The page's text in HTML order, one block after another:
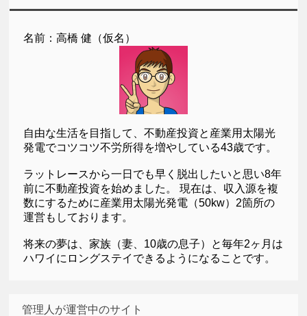
名前：高橋 健（仮名）
自由な生活を目指して、不動産投資と産業用太陽光
発電でコツコツ不労所得を増やしている43歳です。
ラットレースから一日でも早く脱出したいと思い8年
前に不動産投資を始めました。 現在は、収入源を複
数にするために産業用太陽光発電（50kw）2箇所の
運営もしております。
将来の夢は、家族（妻、10歳の息子）と毎年2ヶ月は
ハワイにロングステイできるようになることです。
管理人が運営中のサイト